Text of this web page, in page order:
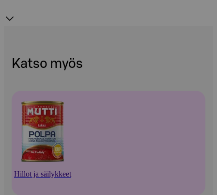
Katso myös
Hillot ja säilykkeet